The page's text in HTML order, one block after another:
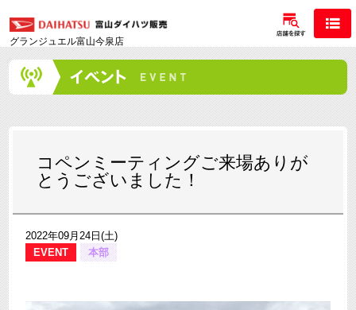
グランジュエル富山今泉店
コペンミーティングご来場ありが
とうございました！
2022年09月24日(土)
EVENT
本部